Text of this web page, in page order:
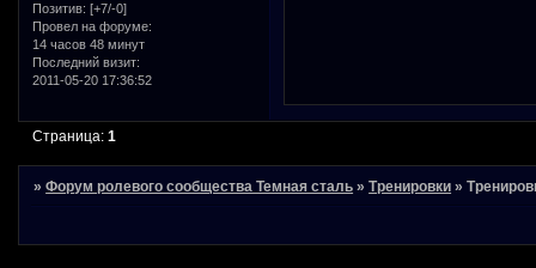
Позитив: [+7/-0]
Провел на форуме:
14 часов 48 минут
Последний визит:
2011-05-20 17:36:52
Страница:1
»Форум ролевого сообщества Темная сталь »Тренировки »